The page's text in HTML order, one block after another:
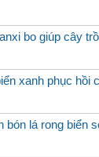
bo giúp cây
xanh phục hồi
bón lá rong biển